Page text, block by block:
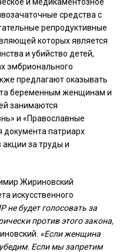
средства с
репродуктивные
которых является
и убийство детей,
эмбрионального
предлагают оказывать
беременным женщинам и
занимаются
и «Православные
документа патриарх
акции за труды и
Жириновский
искусственного
не будет голосовать за
против этого закона,
«Если женщина
Если мы запретим